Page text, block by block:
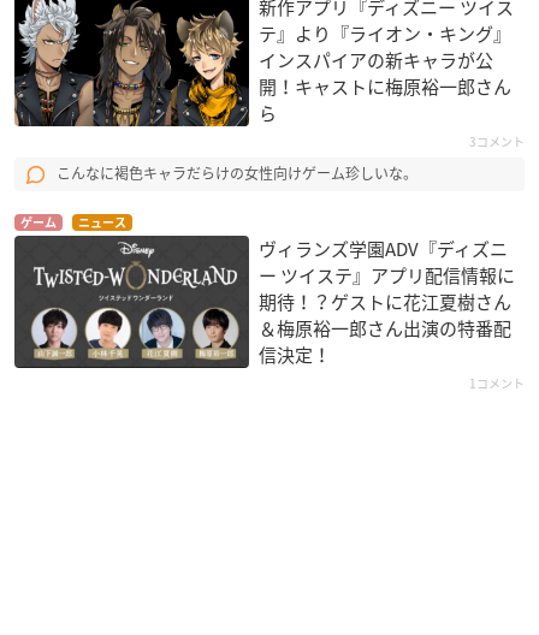
新作アプリ『ディズニー ツイス
テ』より『ライオン・キング』
インスパイアの新キャラが公
開！キャストに梅原裕一郎さん
ら
3コメント
こんなに褐色キャラだらけの女性向けゲーム珍しいな。
ゲーム ニュース
ヴィランズ学園ADV『ディズニ
ー ツイステ』アプリ配信情報に
期待！？ゲストに花江夏樹さん
＆梅原裕一郎さん出演の特番配
信決定！
1コメント